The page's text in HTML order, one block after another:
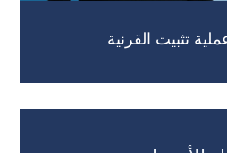
تثبيت القرنية